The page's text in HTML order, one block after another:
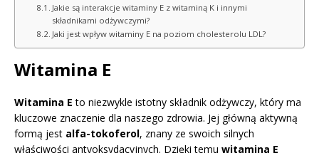
Jakie są interakcje witaminy E z witaminą K i innymi
składnikami odżywczymi?
Jaki jest wpływ witaminy E na poziom cholesterolu LDL?
Witamina E
Witamina E to niezwykle istotny składnik odżywczy, który ma
kluczowe znaczenie dla naszego zdrowia. Jej główną aktywną
formą jest alfa-tokoferol, znany ze swoich silnych
właściwości antyoksydacyjnych. Dzięki temu witamina E